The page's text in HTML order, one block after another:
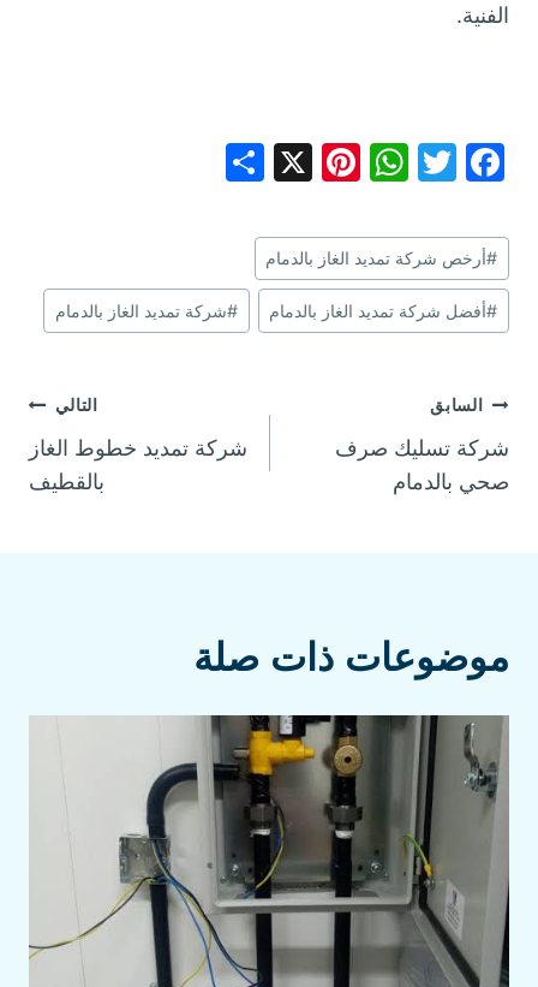
الفنية.
F
c
e
b
o
T
itt
er
W
at
s
A
Pi
er
e
st
X
e
وسوم
المقال:
#أرخص شركة تمديد الغاز بالدمام
#أفضل شركة تمديد الغاز بالدمام #شركة تمديد الغاز بالدمام
تصفّح
المقالات
السابق
شركة تسليك صرف
صحي بالدمام
التالي
شركة تمديد خطوط الغاز
بالقطيف
موضوعات ذات صلة